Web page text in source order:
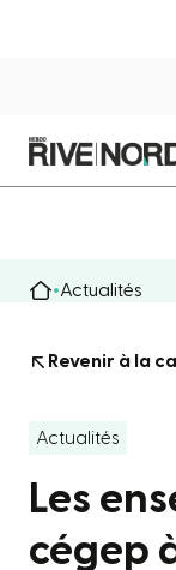
Actualités
Revenir à la
Actualités
Les
cégep